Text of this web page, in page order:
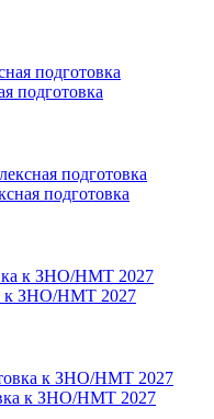
подготовка
подготовка
к ЗНО/НМТ 2027
к ЗНО/НМТ 2027